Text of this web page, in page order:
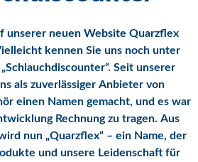
unserer neuen Website Quarzflex
kennen Sie uns noch unter
Seit unserer
als zuverlässiger Anbieter von
einen Namen gemacht, und es war
Rechnung zu tragen. Aus
nun „Quarzflex“ – ein Name, der
und unsere Leidenschaft für